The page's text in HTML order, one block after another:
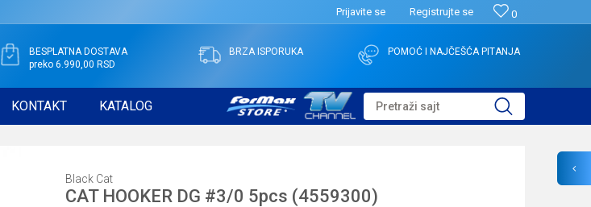
0
Prijavite se Registrujte se
BESPLATNA DOSTAVA
preko 6.990,00 RSD
BRZA ISPORUKA POMOĆ I NAJČEŠĆA PITANJA
KONTAKT KATALOG Pretraži sajt
Black Cat
CAT HOOKER DG #3/0 5pcs (4559300)